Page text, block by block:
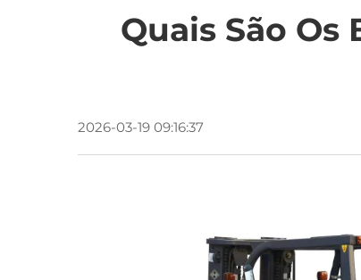
Quais São Os
2026-03-19 09:16:37